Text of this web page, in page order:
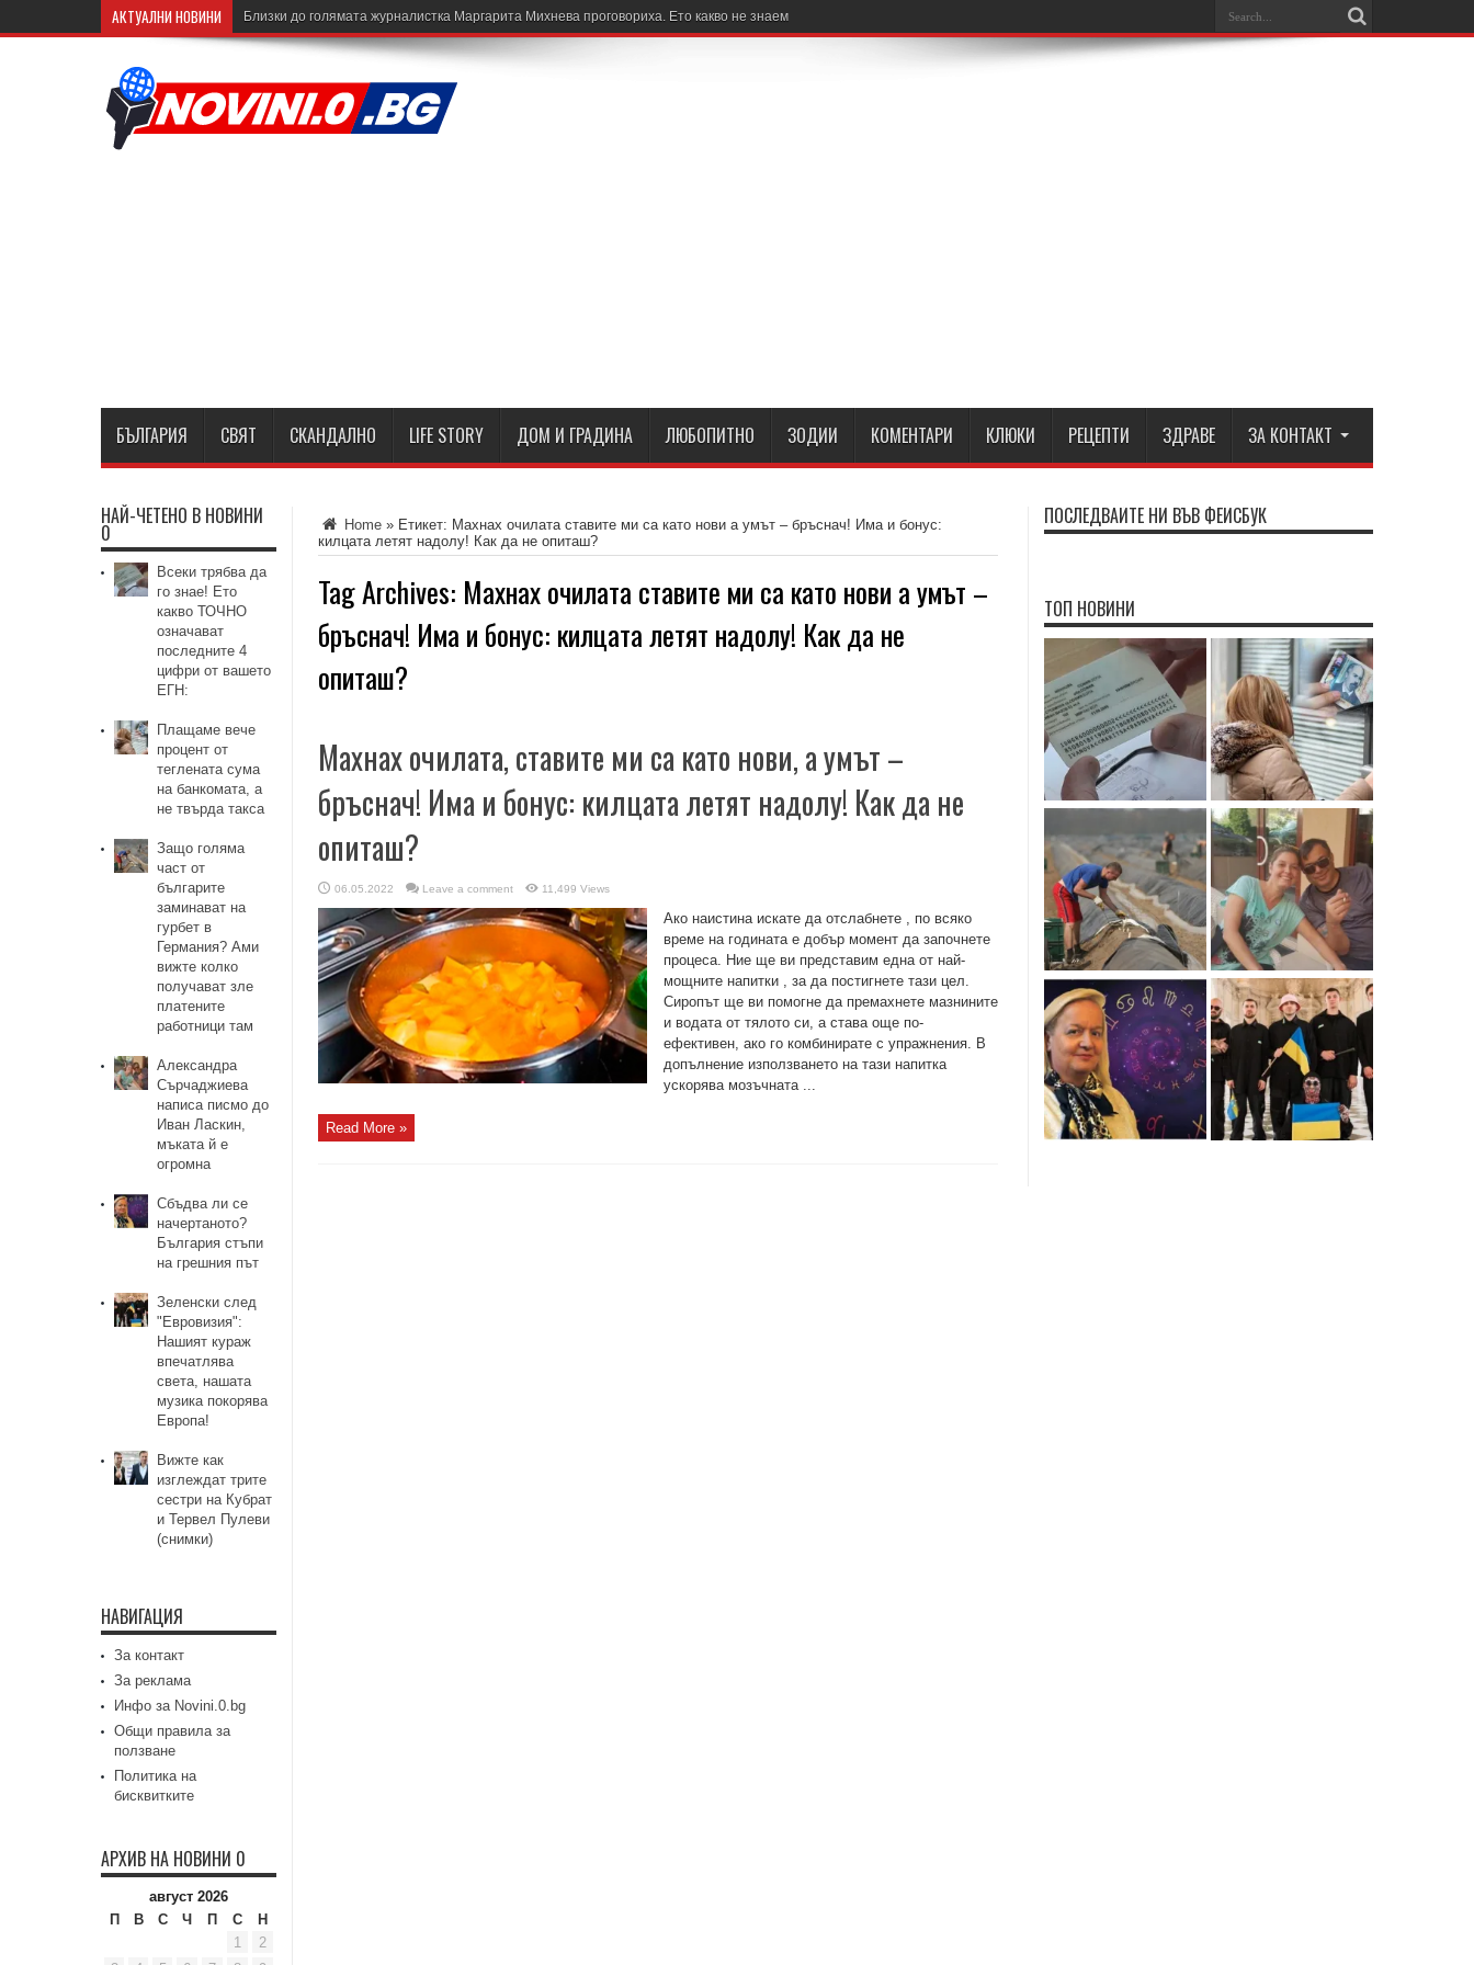
АКТУАЛНИ НОВИНИ Близки до голямата журналистка Маргарита Михнева проговориха. Ето какво не знаем
БЪЛГАРИЯ СВЯТ СКАНДАЛНО LIFE STORY ДОМ И ГРАДИНА ЛЮБОПИТНО ЗОДИИ КОМЕНТАРИ КЛЮКИ РЕЦЕПТИ ЗДРАВЕ ЗА КОНТАКТ
Home » Етикет: Махнах очилата ставите ми са като нови а умът – бръснач! Има и бонус:
килцата летят надолу! Как да не опиташ?
Tag Archives: Махнах очилата ставите ми са като нови а умът –
бръснач! Има и бонус: килцата летят надолу! Как да не
опиташ?
Махнах очилата, ставите ми са като нови, а умът –
бръснач! Има и бонус: килцата летят надолу! Как да не
опиташ?
06.05.2022 Leave a comment 11,499 Views
Ако наистина искате да отслабнете , по всяко
време на годината е добър момент да започнете
процеса. Ние ще ви представим една от най-
мощните напитки , за да постигнете тази цел.
Сиропът ще ви помогне да премахнете мазнините
и водата от тялото си, а става още по-
ефективен, ако го комбинирате с упражнения. В
допълнение използването на тази напитка
ускорява мозъчната ...
Read More »
НАЙ-ЧЕТЕНО В НОВИНИ
0
Всеки трябва да
го знае! Ето
какво ТОЧНО
означават
последните 4
цифри от вашето
ЕГН:
Плащаме вече
процент от
теглената сума
на банкомата, а
не твърда такса
Защо голяма
част от
българите
заминават на
гурбет в
Германия? Ами
вижте колко
получават зле
платените
работници там
Александра
Сърчаджиева
написа писмо до
Иван Ласкин,
мъката й е
огромна
Сбъдва ли се
начертаното?
България стъпи
на грешния път
Зеленски след
"Евровизия":
Нашият кураж
впечатлява
света, нашата
музика покорява
Европа!
Вижте как
изглеждат трите
сестри на Кубрат
и Тервел Пулеви
(снимки)
НАВИГАЦИЯ
За контакт
За реклама
Инфо за Novini.0.bg
Общи правила за
ползване
Политика на
бисквитките
АРХИВ НА НОВИНИ 0
август 2026
П
В С Ч П С
Н
1
2
ПОСЛЕДВАЙТЕ НИ ВЪВ ФЕЙСБУК
ТОП НОВИНИ